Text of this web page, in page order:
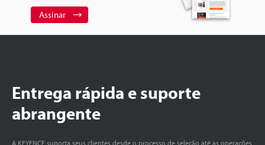
Assinar
Entrega rápida e suporte
abrangente
A KEYENCE suporta seus clientes desde o processo de seleção até as operações